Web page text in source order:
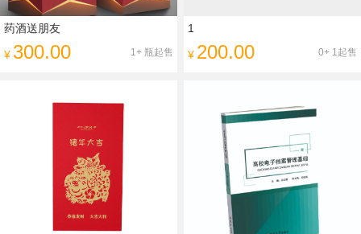
药酒送朋友
¥ 300.00 1+ 瓶起售
1
¥ 200.00 0+ 1起售